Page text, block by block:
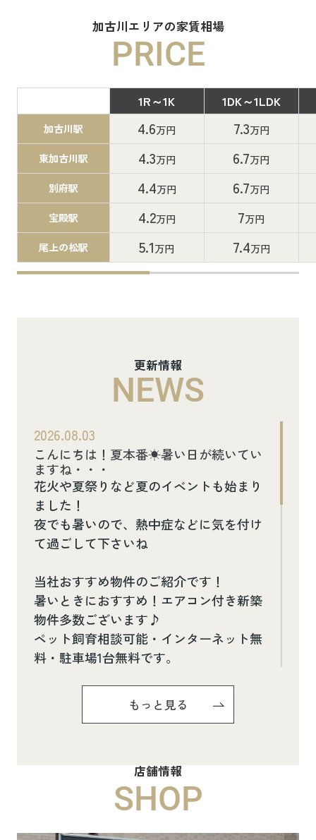
加古川エリアの家賃相場
PRICE
1R～1K 1DK～1LDK
加古川駅 4.6万円 7.3万円
東加古川駅 4.3万円 6.7万円
別府駅 4.4万円 6.7万円
宝殿駅 4.2万円 7万円
尾上の松駅 5.1万円 7.4万円
更新情報
NEWS
2026.08.03
こんにちは！夏本番☀暑い日が続いてい
ますね・・・
花火や夏祭りなど夏のイベントも始まり
ました！
夜でも暑いので、熱中症などに気を付け
て過ごして下さいね
当社おすすめ物件のご紹介です！
暑いときにおすすめ！エアコン付き新築
物件多数ございます♪
ペット飼育相談可能・インターネット無
料・駐車場1台無料です。
Pure Ryuju Ⅱ101
ハイムメゾン白鳥台201
もっと見る
店舗情報
SHOP